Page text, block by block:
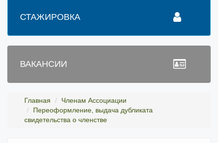
СТАЖИРОВКА
ВАКАНСИИ
Главная
Членам Ассоциации
Переоформление, выдача дубликата
свидетельства о членстве